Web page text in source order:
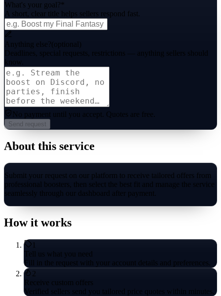
What's your goal?*
A short, clear title helps sellers respond fast.
Anything else?(optional)
Deadlines, special requests, restrictions — anything sellers should
know.
No payment until you accept. Quotes are free.
Send request
About this service
Submit your request on our platform to receive tailored offers from
professional boosters, then select the best fit and manage the service
seamlessly through our dashboard after payment.
How it works
1
Tell us what you need
Fill in the request with your account details and preferences.
2
Receive custom offers
Verified sellers send you tailored price quotes within minutes.